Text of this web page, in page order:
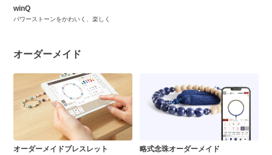
winQ
パワーストーンをかわいく、楽しく
オーダーメイド
オーダーメイドブレスレット 略式念珠オーダーメイド